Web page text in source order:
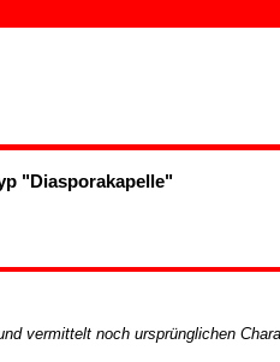
"Diasporakapelle"
vermittelt noch ursprünglichen